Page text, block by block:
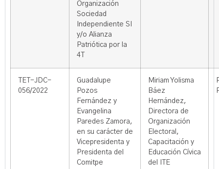
Organización
Sociedad
Independiente SI
y/o Alianza
Patriótica por la
4T
TET-JDC-
056/2022
Guadalupe
Pozos
Fernández y
Evangelina
Paredes Zamora,
en su carácter de
Vicepresidenta y
Presidenta del
Comitpe
Miriam Yolisma
Báez
Hernández,
Directora de
Organización
Electoral,
Capacitación y
Educación Cívica
del ITE